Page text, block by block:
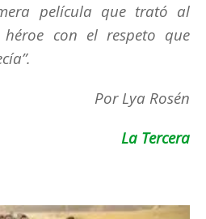
película que trató al
con el respeto que
Por Lya Rosén
La Tercera